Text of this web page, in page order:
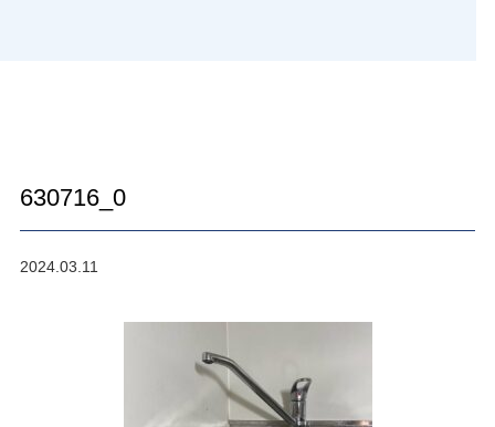
630716_0
2024.03.11